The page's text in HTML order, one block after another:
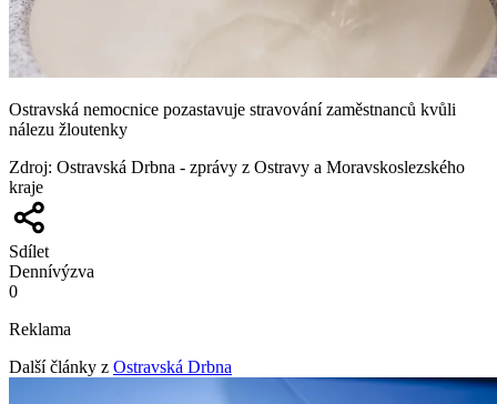
Ostravská nemocnice pozastavuje stravování zaměstnanců kvůli
nálezu žloutenky
Zdroj: Ostravská Drbna - zprávy z Ostravy a Moravskoslezského
kraje
Sdílet
Dennívýzva
0
Reklama
Další články z Ostravská Drbna